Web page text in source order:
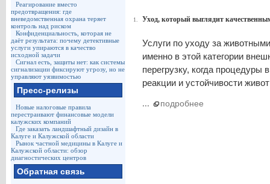
Реагирование вместо
предотвращения: где
вневедомственная охрана теряет
контроль над риском
Конфиденциальность, которая не
даёт результата: почему детективные
услуги упираются в качество
исходной задачи
Сигнал есть, защиты нет: как системы
сигнализации фиксируют угрозу, но не
управляют уязвимостью
Пресс-релизы
Новые налоговые правила
перестраивают финансовые модели
калужских компаний
Где заказать ландшафтный дизайн в
Калуге и Калужской области
Рынок частной медицины в Калуге и
Калужской области: обзор
диагностических центров
Обратная связь
1. Уход, который выглядит
Услуги по уходу за
именно в этой категории
перегрузку, когда процедуры
реакции и устойчивости
... подробнее